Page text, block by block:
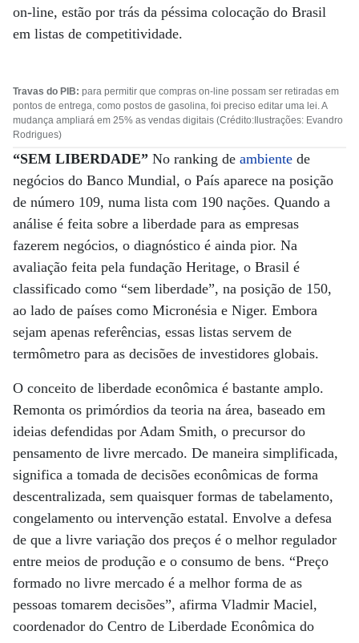
on-line, estão por trás da péssima colocação do Brasil
em listas de competitividade.
Travas do PIB: para permitir que compras on-line possam ser retiradas em
pontos de entrega, como postos de gasolina, foi preciso editar uma lei. A
mudança ampliará em 25% as vendas digitais (Crédito:Ilustrações: Evandro
Rodrigues)
“SEM LIBERDADE” No ranking de ambiente de
negócios do Banco Mundial, o País aparece na posição
de número 109, numa lista com 190 nações. Quando a
análise é feita sobre a liberdade para as empresas
fazerem negócios, o diagnóstico é ainda pior. Na
avaliação feita pela fundação Heritage, o Brasil é
classificado como “sem liberdade”, na posição de 150,
ao lado de países como Micronésia e Niger. Embora
sejam apenas referências, essas listas servem de
termômetro para as decisões de investidores globais.
O conceito de liberdade econômica é bastante amplo.
Remonta os primórdios da teoria na área, baseado em
ideias defendidas por Adam Smith, o precursor do
pensamento de livre mercado. De maneira simplificada,
significa a tomada de decisões econômicas de forma
descentralizada, sem quaisquer formas de tabelamento,
congelamento ou intervenção estatal. Envolve a defesa
de que a livre variação dos preços é o melhor regulador
entre meios de produção e o consumo de bens. “Preço
formado no livre mercado é a melhor forma de as
pessoas tomarem decisões”, afirma Vladmir Maciel,
coordenador do Centro de Liberdade Econômica do